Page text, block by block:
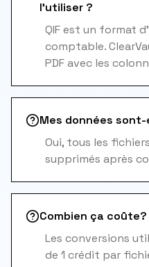
l'utiliser ?
QIF est un format
comptable.
PDF avec les
Mes données
Oui, tous les
supprimés après
Combien ça coûte?
Les conversions
de 1 crédit par